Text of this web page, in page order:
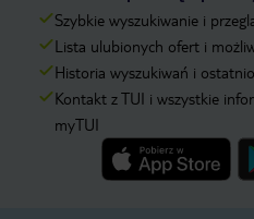
Szybkie wyszukiwanie i
Lista ulubionych ofert i
Historia wyszukiwań i
Kontakt z TUI i wszystkie
myTUI